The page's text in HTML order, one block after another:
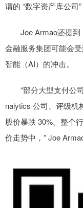
谓的 “数字资产库公司”
Joe Armao还提到
金融服务集团可能会
智能（AI）的冲击。
“部分大型支付公司
nalytics 公司、评级机
股价暴跌 30%。整个
价走势中，” Joe